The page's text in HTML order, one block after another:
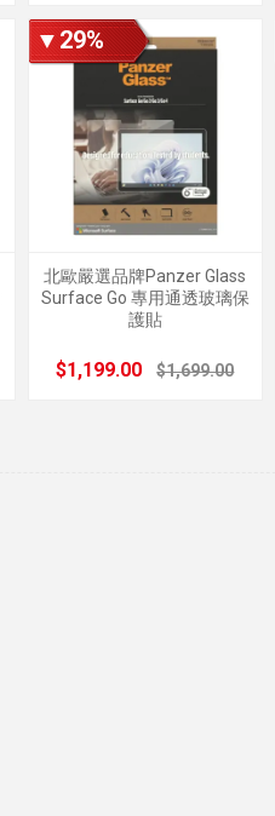
▼29%
北歐嚴選品牌Panzer Glass
Surface Go 專用通透玻璃保
護貼
$1,199.00 $1,699.00